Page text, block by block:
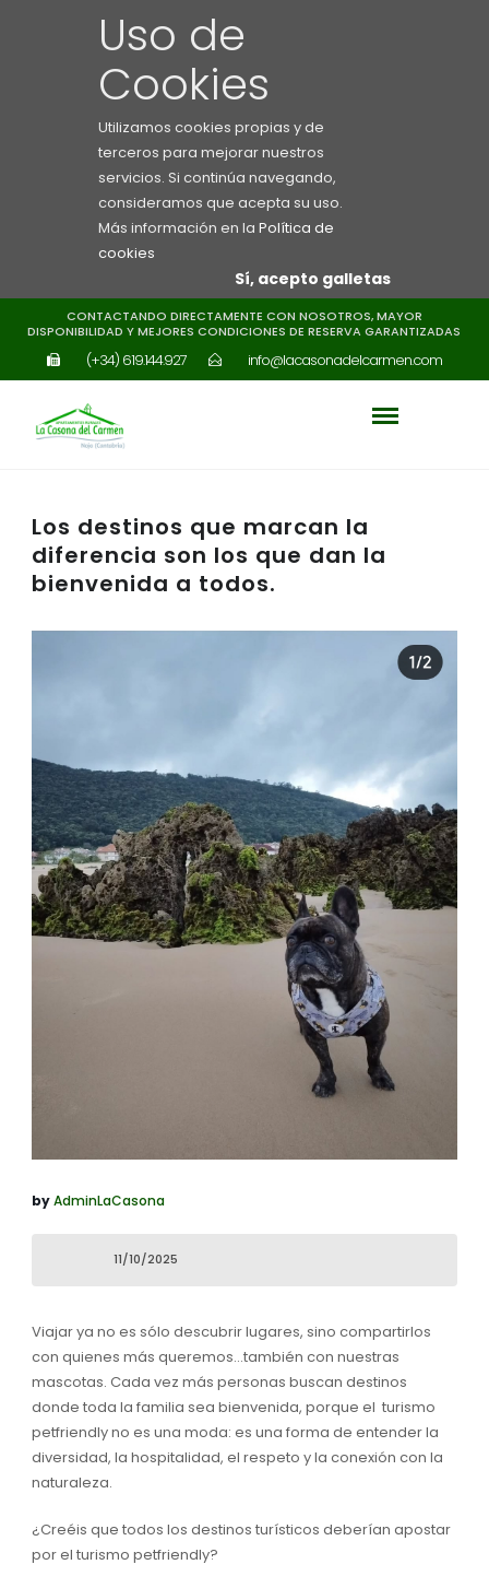
Uso de
Cookies
Utilizamos cookies propias y de
terceros para mejorar nuestros
servicios. Si continúa navegando,
consideramos que acepta su uso.
Más información en la Política de
cookies
Sí, acepto galletas
CONTACTANDO DIRECTAMENTE CON NOSOTROS, MAYOR
DISPONIBILIDAD Y MEJORES CONDICIONES DE RESERVA GARANTIZADAS
(+34) 619.144.927 info@lacasonadelcarmen.com
Los destinos que marcan la
diferencia son los que dan la
bienvenida a todos.
byAdminLaCasona
11/10/2025
Viajar ya no es sólo descubrir lugares, sino compartirlos
con quienes más queremos…también con nuestras
mascotas. Cada vez más personas buscan destinos
donde toda la familia sea bienvenida, porque el turismo
petfriendly no es una moda: es una forma de entender la
diversidad, la hospitalidad, el respeto y la conexión con la
naturaleza.
¿Creéis que todos los destinos turísticos deberían apostar
por el turismo petfriendly?